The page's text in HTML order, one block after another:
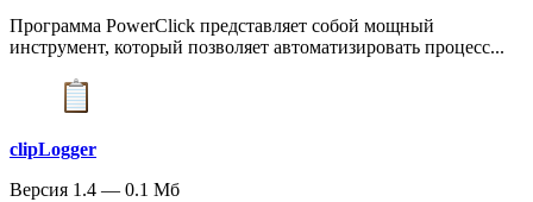
Программа PowerClick представляет собой мощный
инструмент, который позволяет автоматизировать процесс...
clipLogger
Версия 1.4 — 0.1 Мб